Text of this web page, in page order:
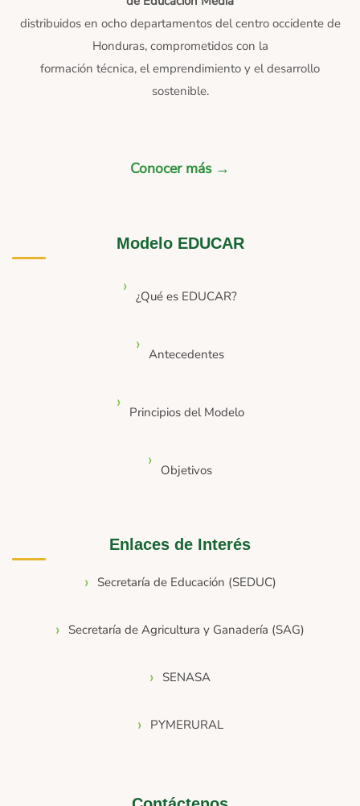
distribuidos en ocho departamentos del centro occidente de
Honduras, comprometidos con la
formación técnica, el emprendimiento y el desarrollo
sostenible.
Conocer más →
Modelo EDUCAR
¿Qué es EDUCAR?
Antecedentes
Principios del Modelo
Objetivos
Enlaces de Interés
Secretaría de Educación (SEDUC)
Secretaría de Agricultura y Ganadería (SAG)
SENASA
PYMERURAL